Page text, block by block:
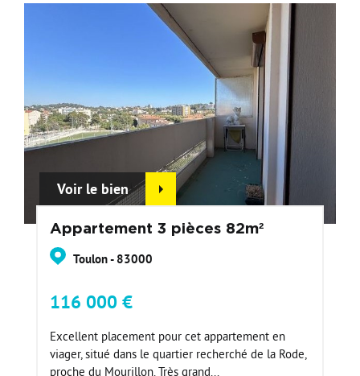
Voir le bien
Appartement 3 pièces 82m²
Toulon - 83000
116 000 €
Excellent placement pour cet appartement en
viager, situé dans le quartier recherché de la Rode,
proche du Mourillon. Très grand...